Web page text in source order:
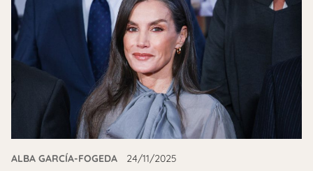
ALBA GARCÍA-FOGEDA 24/11/2025